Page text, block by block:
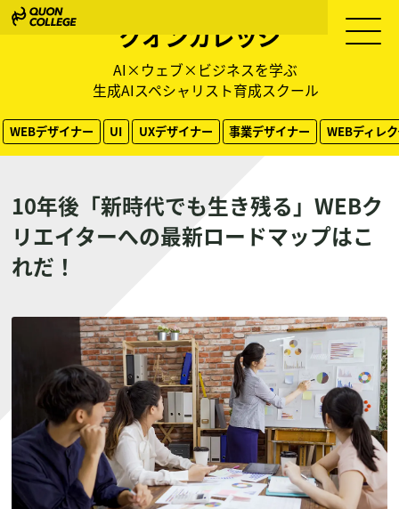
クオンカレッジ
AI×ウェブ×ビジネスを学ぶ
生成AIスペシャリスト育成スクール
WEBデザイナー UI UXデザイナー 事業デザイナー WEBディレ
10年後「新時代でも生き残る」WEBク
リエイターへの最新ロードマップはこ
れだ！